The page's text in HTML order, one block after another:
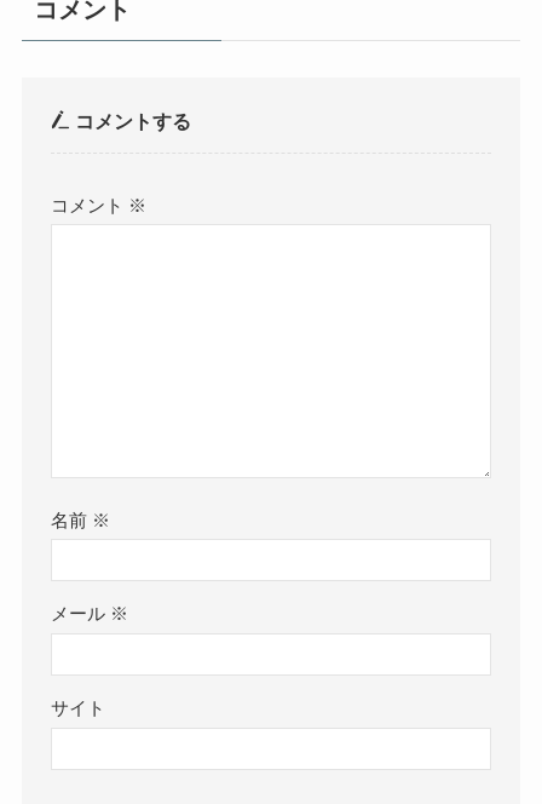
コメント
コメントする
コメント ※
名前 ※
メール ※
サイト